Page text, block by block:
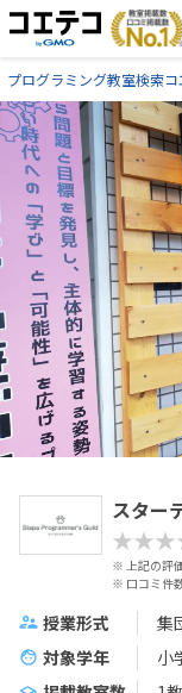
プログラミング教室検索
スター
※ 上記の評
※ 口コミ件
授業形式 集
対象学年
小